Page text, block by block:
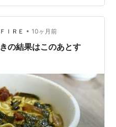
になし II 日常生活に支障が
能 IIa 家庭外で II の状態が
銭管理のミス IIb 家庭内
管理不可、留守…
ＩＲＥ • 10ヶ月前
の結果はこのあとす